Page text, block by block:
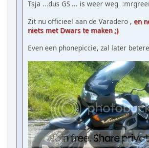
Tsja ...dus GS ... is weer weg
Zit nu officieel aan de Varadero , en
niets met Dwars te maken ;)
Even een phonepiccie, zal later